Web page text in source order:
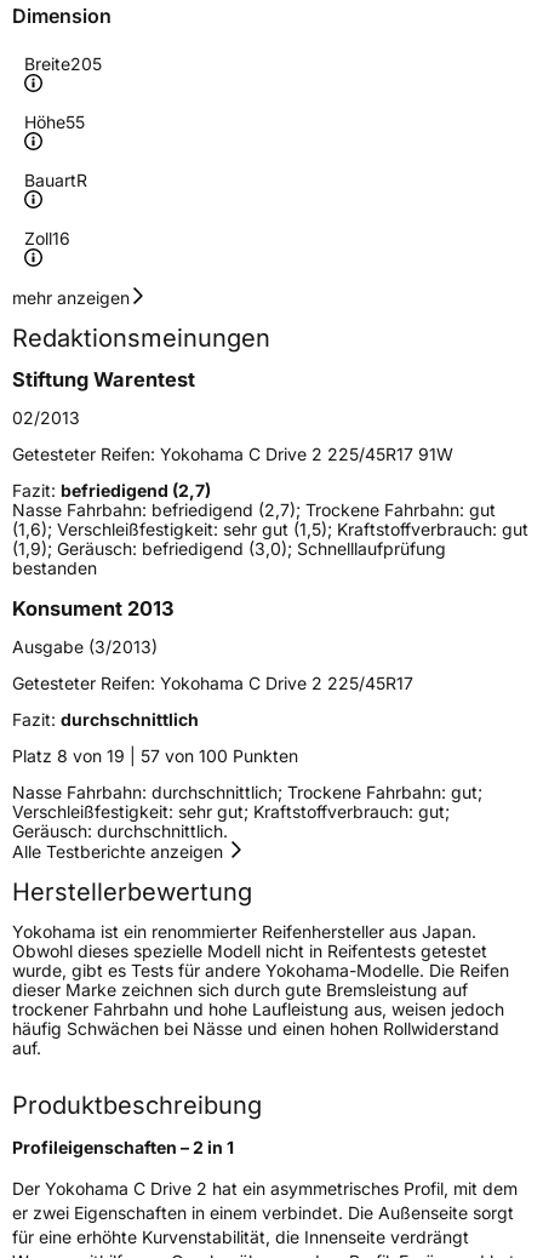
Dimension
Breite205
Höhe55
BauartR
Zoll16
Geschwindigkeitsindex
Höchstgeschwindigkeit
210 km/h
Lastindex91
Höchstlast615 kg
Gewicht (in kg)10 kg
Generelle Merkmale
Verwendung Sommerreifen
ModellnameC Drive 2
FahrzeugartPKW & SUV
Weitere Eigenschaften
SchlauchtypTL
Empfohlen für MercedesMO
EU Label
EffizienzC
Rollgeräusch (Klasse)B
Rollgeräusch (dB)70
FahrzeugklasseC1
mehr anzeigen
Redaktionsmeinungen
Stiftung Warentest
02/2013
Getesteter Reifen: Yokohama C Drive 2 225/45R17 91W
Fazit: befriedigend (2,7)
Nasse Fahrbahn: befriedigend (2,7); Trockene Fahrbahn: gut
(1,6); Verschleißfestigkeit: sehr gut (1,5); Kraftstoffverbrauch: gut
(1,9); Geräusch: befriedigend (3,0); Schnelllaufprüfung
bestanden
Konsument 2013
Ausgabe (3/2013)
Getesteter Reifen: Yokohama C Drive 2 225/45R17
Fazit: durchschnittlich
Platz 8 von 19 | 57 von 100 Punkten
Nasse Fahrbahn: durchschnittlich; Trockene Fahrbahn: gut;
Verschleißfestigkeit: sehr gut; Kraftstoffverbrauch: gut;
Geräusch: durchschnittlich.
Alle Testberichte anzeigen
Herstellerbewertung
Yokohama ist ein renommierter Reifenhersteller aus Japan.
Obwohl dieses spezielle Modell nicht in Reifentests getestet
wurde, gibt es Tests für andere Yokohama-Modelle. Die Reifen
dieser Marke zeichnen sich durch gute Bremsleistung auf
trockener Fahrbahn und hohe Laufleistung aus, weisen jedoch
häufig Schwächen bei Nässe und einen hohen Rollwiderstand
auf.
Produktbeschreibung
Profileigenschaften – 2 in 1
Der Yokohama C Drive 2 hat ein asymmetrisches Profil, mit dem
er zwei Eigenschaften in einem verbindet. Die Außenseite sorgt
für eine erhöhte Kurvenstabilität, die Innenseite verdrängt